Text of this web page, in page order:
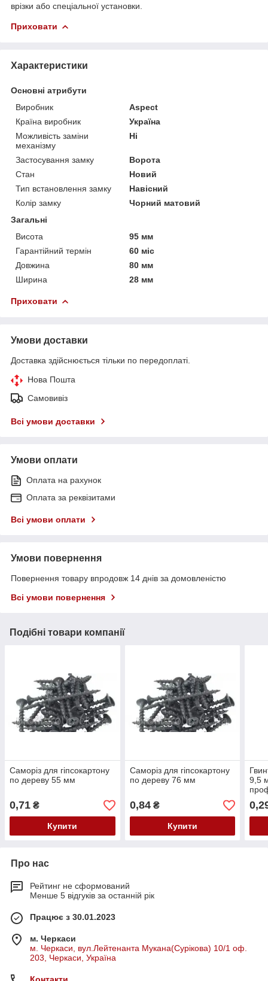
врізки або спеціальної установки.
Приховати
Характеристики
Основні атрибути
Виробник
Aspect
Країна виробник
Україна
Можливість заміни
механізму
Ні
Застосування замку
Ворота
Стан
Новий
Тип встановлення замку
Навісний
Колір замку
Чорний матовий
Загальні
Висота
95 мм
Гарантійний термін
60 міс
Довжина
80 мм
Ширина
28 мм
Приховати
Умови доставки
Доставка здійснюється тільки по передоплаті.
Нова Пошта
Самовивіз
Всі умови доставки
Умови оплати
Оплата на рахунок
Оплата за реквізитами
Всі умови оплати
Умови повернення
Повернення товару впродовж 14 днів за домовленістю
Всі умови повернення
Подібні товари компанії
Саморіз для гіпсокартону
по дереву 55 мм
0,71 ₴
Купити
Саморіз для гіпсокартону
по дереву 76 мм
0,84₴
Купити
9,5
Про нас
Рейтинг не сформований
Менше 5 відгуків за останній рік
Працює з 30.01.2023
м. Черкаси
м. Черкаси, вул.Лейтенанта Мукана(Сурікова) 10/1 оф.
203, Черкаси, Україна